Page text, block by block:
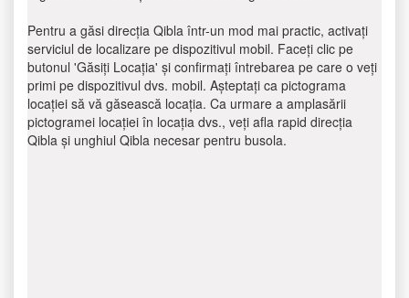
Pentru a găsi direcția Qibla într-un mod mai practic, activați
serviciul de localizare pe dispozitivul mobil. Faceți clic pe
butonul 'Găsiți Locația' și confirmați întrebarea pe care o veți
primi pe dispozitivul dvs. mobil. Așteptați ca pictograma
locației să vă găsească locația. Ca urmare a amplasării
pictogramei locației în locația dvs., veți afla rapid direcția
Qibla și unghiul Qibla necesar pentru busola.